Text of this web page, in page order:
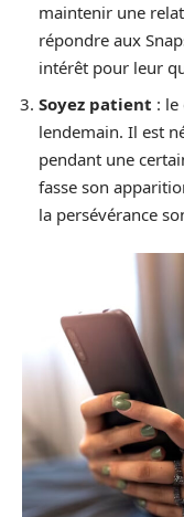
maintenir une
répondre aux
intérêt pour leur
Soyez patient :
lendemain. Il est
pendant une
fasse son
la persévérance